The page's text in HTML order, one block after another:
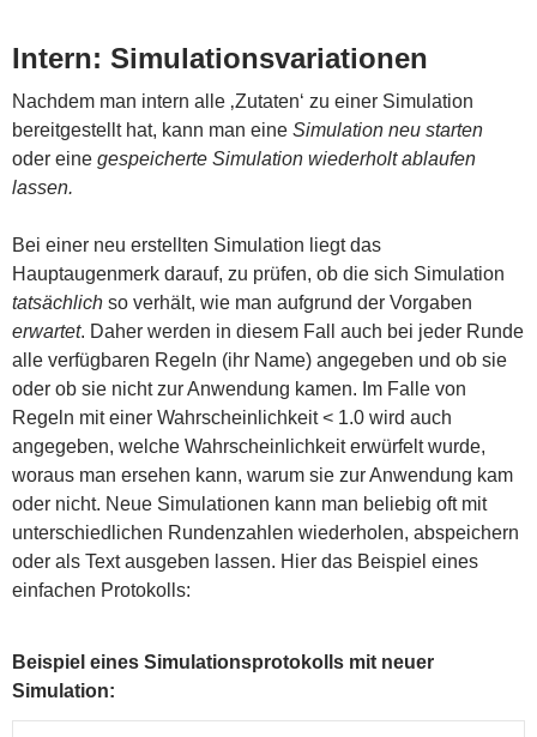
Intern: Simulationsvariationen
Nachdem man intern alle ‚Zutaten‘ zu einer Simulation
bereitgestellt hat, kann man eine Simulation neu starten
oder eine gespeicherte Simulation wiederholt ablaufen
lassen.
Bei einer neu erstellten Simulation liegt das
Hauptaugenmerk darauf, zu prüfen, ob die sich Simulation
tatsächlich so verhält, wie man aufgrund der Vorgaben
erwartet. Daher werden in diesem Fall auch bei jeder Runde
alle verfügbaren Regeln (ihr Name) angegeben und ob sie
oder ob sie nicht zur Anwendung kamen. Im Falle von
Regeln mit einer Wahrscheinlichkeit < 1.0 wird auch
angegeben, welche Wahrscheinlichkeit erwürfelt wurde,
woraus man ersehen kann, warum sie zur Anwendung kam
oder nicht. Neue Simulationen kann man beliebig oft mit
unterschiedlichen Rundenzahlen wiederholen, abspeichern
oder als Text ausgeben lassen. Hier das Beispiel eines
einfachen Protokolls:
Beispiel eines Simulationsprotokolls mit neuer
Simulation: